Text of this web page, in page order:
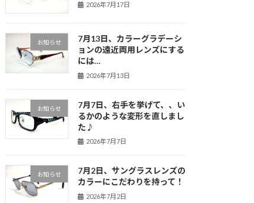
2026年7月17日
お知らせ
7月13日、カラーグラデーシ
ョンの遠近両用レンズにする
には…
2026年7月13日
お知らせ
7月7日、右手を挙げて、、い
るかのような変形を直しまし
た♪
2026年7月7日
お知らせ
7月2日、サングラスレンズの
カラーにこだわりを持って！
2026年7月2日